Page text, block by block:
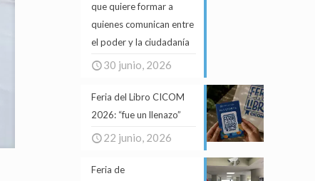
que quiere formar a
quienes comunican entre
el poder y la ciudadanía
30 junio, 2026
Feria del Libro CICOM
2026: “fue un llenazo”
22 junio, 2026
Feria de